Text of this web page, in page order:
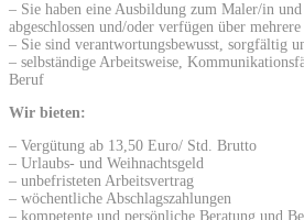
– Sie haben eine Ausbildung zum Maler/in
abgeschlossen und/oder verfügen über
– Sie sind verantwortungsbewusst, sorgfältig
– selbständige Arbeitsweise,
Beruf
Wir bieten:
– Vergütung ab 13,50 Euro/ Std. Brutto
– Urlaubs- und Weihnachtsgeld
– unbefristeten Arbeitsvertrag
– wöchentliche Abschlagszahlungen
– kompetente und persönliche Beratung und